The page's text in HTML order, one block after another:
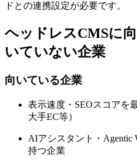
ドとの連携設定が必要です。
ヘッドレスCMSに
いていない企業
向いている企業
表示速度・SEOスコアを
大手EC等）
AIアシスタント・Agentic
持つ企業